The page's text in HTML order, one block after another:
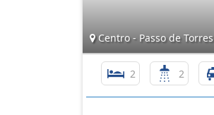
Centro - Passo de Torres
2 2